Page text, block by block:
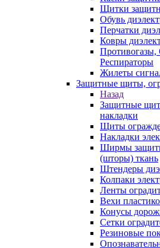
Щитки
Обувь
Перчатки
Ковры
Противогазы,
Респираторы
Жилеты
Защитные щиты,
Назад
Защитные
накладки
Щиты
Накладки
Ширмы
(шторы) ткань
Штендеры
Колпаки
Ленты
Вехи
Конусы
Сетки
Резиновые